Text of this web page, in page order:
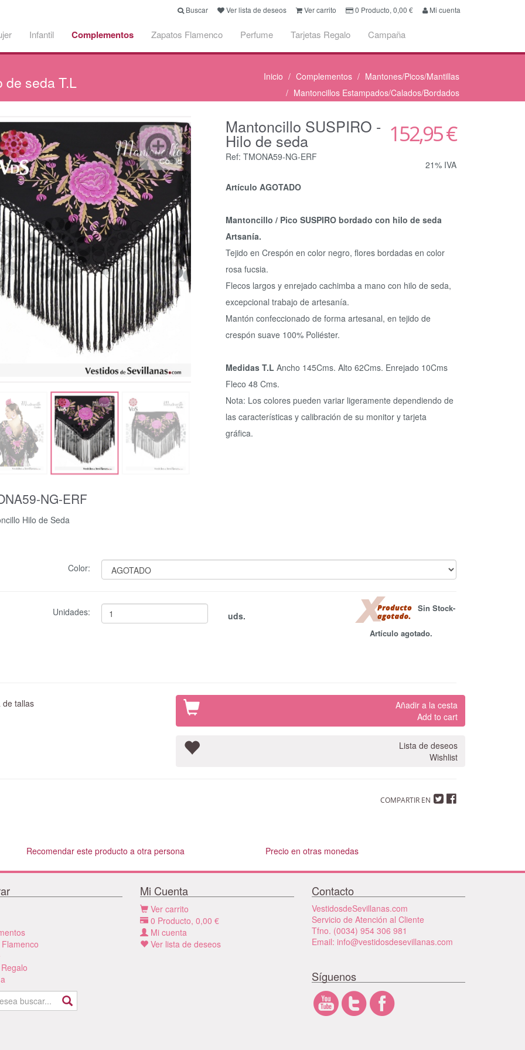
Buscar Ver lista de deseos Ver carrito 0 Producto, 0,00 € Mi cuenta
Infantil Complementos Zapatos Flamenco Perfume Tarjetas Regalo Campaña
seda T.L Inicio Complementos
Mantones/Picos/Mantillas
Mantoncillos Estampados/Calados/Bordados
NG-ERF
Hilo de Seda
Mantoncillo SUSPIRO -
Hilo de seda
Ref: TMONA59-NG-ERF
152,95 €
21% IVA
Artículo AGOTADO
Mantoncillo / Pico SUSPIRO bordado con hilo de seda
Artsanía.
Tejido en Crespón en color negro, flores bordadas en color
rosa fucsia.
Flecos largos y enrejado cachimba a mano con hilo de seda,
excepcional trabajo de artesanía.
Mantón confeccionado de forma artesanal, en tejido de
crespón suave 100% Poliéster.
Medidas T.LAncho 145Cms. Alto 62Cms. Enrejado 10Cms
Fleco 48 Cms.
Nota: Los colores pueden variar ligeramente dependiendo de
las características y calibración de su monitor y tarjeta
gráfica.
Color:
Unidades: uds.
Sin Stock-
Artículo agotado.
tallas
Añadir a la cesta
Add to cart
Lista de deseos
Wishlist
COMPARTIR EN
Recomendar este producto a otra persona Precio en otras monedas
Mi Cuenta
Ver carrito
0 Producto, 0,00 €
Mi cuenta
Ver lista de deseos
Contacto
VestidosdeSevillanas.com
Servicio de Atención al Cliente
Tfno. (0034) 954 306 981
Email: info@vestidosdesevillanas.com
Síguenos